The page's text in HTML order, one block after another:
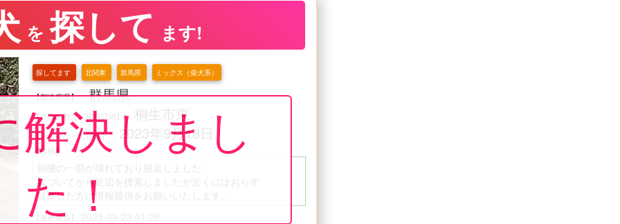
解決しまし
た！
を 探して ます!
探してます 北関東 群馬県 ミックス（柴犬系）
【都道府県】 群馬県
【市区町村など場所詳細】 桐生市東
【いなくなった日時】 2023年9月18日
【詳細】
朝柵の一部が壊れており脱走しました
気づいてから近辺を捜索しましたが近くにはおらず
目撃した方は情報提供をお願いいたします。
【最終更新】